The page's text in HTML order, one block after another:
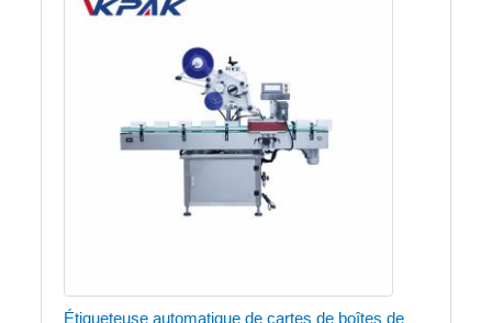
Étiqueteuse automatique de cartes de boîtes de